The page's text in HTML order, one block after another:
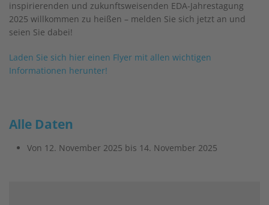
inspirierenden und zukunftsweisenden EDA-Jahrestagung
2025 willkommen zu heißen – melden Sie sich jetzt an und
seien Sie dabei!
Laden Sie sich hier einen Flyer mit allen wichtigen
Informationen herunter!
Alle Daten
Von 12. November 2025 bis 14. November 2025